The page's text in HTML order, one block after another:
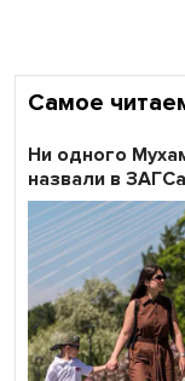
Самое
Ни одного
назвали в